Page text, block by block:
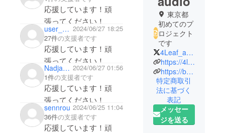
応援しています！頑
張ってください！
user_ee2df747fdd4 2024/06/27 18:25
27件の支援者です
応援しています！頑
張ってください！
Nadja_tirol 2024/06/27 01:56
1件の支援者です
応援しています！頑
張ってください！
sennrou 2024/06/25 11:04
36件の支援者です
応援しています！頑
東京都
初めてのプ
ロジェクト
です
4Leaf_audio
https://4leaf.jp/
https://bqeyz.com/
特定商取引
法に基づく
表記
メッセー
ジを送る